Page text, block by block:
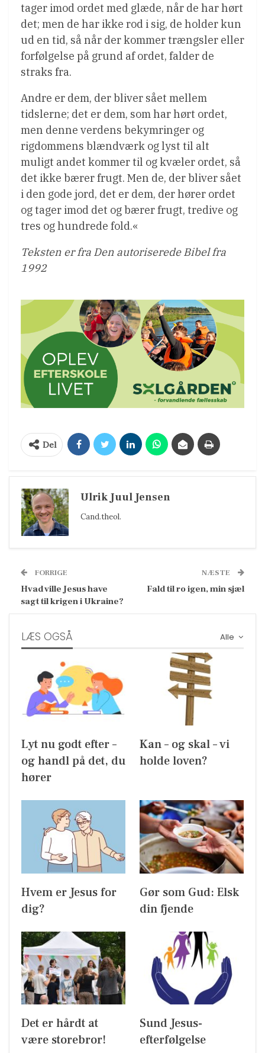
tager imod ordet med glæde, når de har hørt
det; men de har ikke rod i sig, de holder kun
ud en tid, så når der kommer trængsler eller
forfølgelse på grund af ordet, falder de
straks fra.
Andre er dem, der bliver sået mellem
tidslerne; det er dem, som har hørt ordet,
men denne verdens bekymringer og
rigdommens blændværk og lyst til alt
muligt andet kommer til og kvæler ordet, så
det ikke bærer frugt. Men de, der bliver sået
i den gode jord, det er dem, der hører ordet
og tager imod det og bærer frugt, tredive og
tres og hundrede fold.«
Teksten er fra Den autoriserede Bibel fra
1992
Del
Ulrik Juul Jensen
Cand.theol.
FORRIGE
Hvad ville Jesus have
sagt til krigen i Ukraine?
NÆSTE
Fald til ro igen, min sjæl
Alle
LÆS OGSÅ
Lyt nu godt efter –
og handl på det, du
hører
Kan – og skal – vi
holde loven?
Hvem er Jesus for
dig?
Gør som Gud: Elsk
din fjende
Det er hårdt at
være storebror!
Sund Jesus-
efterfølgelse